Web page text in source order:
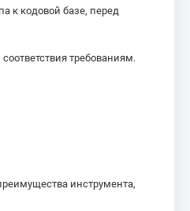
к кодовой базе, перед
требованиям.
инструмента,